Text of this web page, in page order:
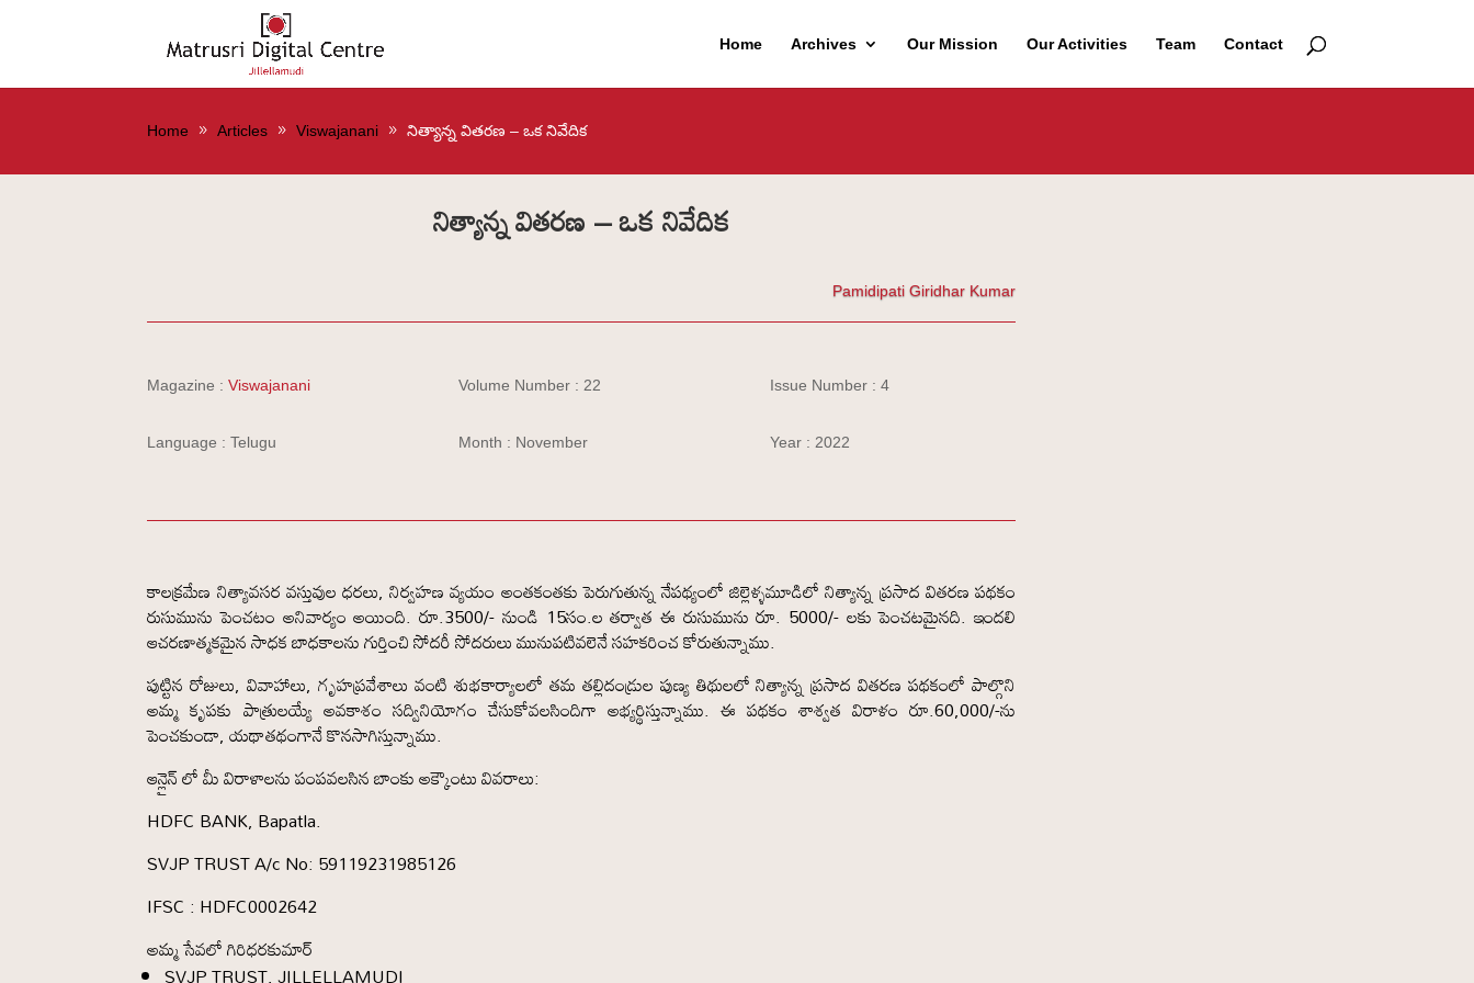
Home Archives Our Mission Our Activities Team Contact
Home Articles Viswajanani నిత్యాన్న వితరణ – ఒక నివేదిక
నిత్యాన్న వితరణ – ఒక నివేదిక
Pamidipati Giridhar Kumar
Magazine :Viswajanani
Language : Telugu
Volume Number : 22
Month : November
Issue Number : 4
Year : 2022
కాలక్రమేణ నిత్యావసర వస్తువుల ధరలు, నిర్వహణ వ్యయం అంతకంతకు పెరుగుతున్న నేపథ్యంలో జిల్లెళ్ళమూడిలో నిత్యాన్న ప్రసాద వితరణ పథకం
రుసుమును పెంచటం అనివార్యం అయింది. రూ.3500/- నుండి 15సం.ల తర్వాత ఈ రుసుమును రూ. 5000/- లకు పెంచటమైనది. ఇందలి
ఆచరణాత్మకమైన సాధక బాధకాలను గుర్తించి సోదరీ సోదరులు మునుపటివలెనే సహకరించ కోరుతున్నాము.
పుట్టిన రోజులు, వివాహాలు, గృహప్రవేశాలు వంటి శుభకార్యాలలో తమ తల్లిదండ్రుల పుణ్య తిథులలో నిత్యాన్న ప్రసాద వితరణ పథకంలో పాల్గొని
అమ్మ కృపకు పాత్రులయ్యే అవకాశం సద్వినియోగం చేసుకోవలసిందిగా అభ్యర్థిస్తున్నాము. ఈ పథకం శాశ్వత విరాళం రూ.60,000/-ను
పెంచకుండా, యథాతథంగానే కొనసాగిస్తున్నాము.
ఆన్లైన్ లో మీ విరాళాలను పంపవలసిన బాంకు అక్కౌంటు వివరాలు:
HDFC BANK, Bapatla.
SVJP TRUST A/c No: 59119231985126
IFSC : HDFC0002642
అమ్మ సేవలో గిరిధరకుమార్